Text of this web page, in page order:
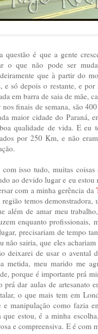
questão é que a gente
o que não pode ser
que à partir do
e só depois o restante, e
em barra de saia de mãe,
nos finais de semana, são
maior cidade do Paraná,
qualidade de vida. E eu
por 250 Km, e não
com isso tudo, muitas
ao devido lugar e eu estou
com a minha gerência da
região temos
além de amar meu
enquanto profissionais,
precisariam de tempo
não sairia, que eles
deixarei de usar o avental
metida, meu marido me
porque é importante prá
prá dar aulas de artesanato
o que mais tem em
e manipulação como fazia
que estou, é a minha
e compreensiva. E é